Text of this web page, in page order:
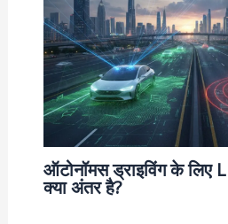
ऑटोनॉमस ड्राइविंग के लिए
क्या अंतर है?